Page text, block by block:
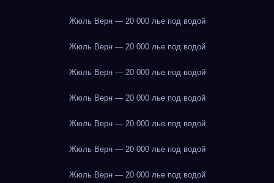
Жюль Верн — 20 000 лье под водой
Жюль Верн — 20 000 лье под водой
Жюль Верн — 20 000 лье под водой
Жюль Верн — 20 000 лье под водой
Жюль Верн — 20 000 лье под водой
Жюль Верн — 20 000 лье под водой
Жюль Верн — 20 000 лье под водой